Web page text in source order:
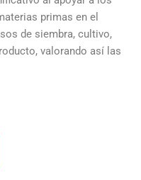
primas en el
de siembra, cultivo,
valorando así las